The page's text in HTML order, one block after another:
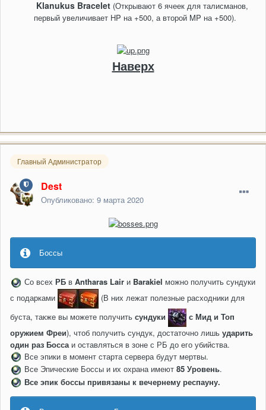
Klanukus Bracelet (Открывают 6 ячеек для талисманов,
первый увеличивает HP на +500, а второй MP на +500).
Наверх
Главный Администратор
Dest
Опубликовано: 9 марта 2020
Боссы
Со всех РБ в Antharas Lair и Barakiel можно получить сундуки
с подарками
(В них лежат полезные расходники для
буста, также вы можете получить сундуки с Мид и Топ
оружием Фреи), чтоб получить сундук, достаточно лишь ударить
один раз Босса и оставляться в зоне с РБ до его убийства.
Все эпики в момент старта сервера будут мертвы.
Все Эпические Боссы и их охрана имеют 85 Уровень.
Все эпик боссы привязаны к вечернему респауну.